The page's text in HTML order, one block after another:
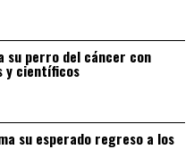
su perro del cáncer con
y científicos
su esperado regreso a los